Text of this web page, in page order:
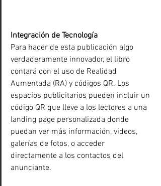
Integración de Tecnología
Para hacer de esta publicación algo
verdaderamente innovador, el libro
contará con el uso de Realidad
Aumentada (RA) y códigos QR. Los
espacios publicitarios pueden incluir un
código QR que lleve a los lectores a una
landing page personalizada donde
puedan ver más información, videos,
galerías de fotos, o acceder
directamente a los contactos del
anunciante.